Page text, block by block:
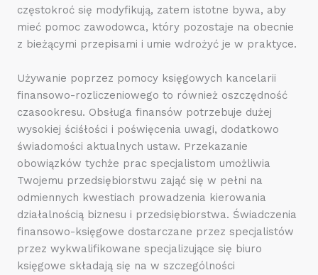
częstokroć się modyfikują, zatem istotne bywa, aby
mieć pomoc zawodowca, który pozostaje na obecnie
z bieżącymi przepisami i umie wdrożyć je w praktyce.
Używanie poprzez pomocy księgowych kancelarii
finansowo-rozliczeniowego to również oszczędność
czasookresu. Obsługa finansów potrzebuje dużej
wysokiej ściśłości i poświęcenia uwagi, dodatkowo
świadomości aktualnych ustaw. Przekazanie
obowiązków tychże prac specjalistom umożliwia
Twojemu przedsiębiorstwu zająć się w pełni na
odmiennych kwestiach prowadzenia kierowania
działalnością biznesu i przedsiębiorstwa. Świadczenia
finansowo-księgowe dostarczane przez specjalistów
przez wykwalifikowane specjalizujące się biuro
księgowe składają się na w szczególności